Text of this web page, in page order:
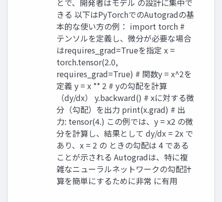
とで、開発者はモデル の設計に集中で
きる 以下はPyTorchでのAutogradの基
本的な使い方の例： import torch #
テンソルを定義し、微分が必要な場合
はrequires_grad=Trueを指定 x =
torch.tensor(2.0,
requires_grad=True) # 関数y = x^2を
定義 y = x ** 2 # yの勾配を計算
（dy/dx） y.backward() # xに対する微
分（勾配）を出力 print(x.grad) # 出
力: tensor(4.) この例では、y = x2 の微
分を計算し、結果として dy/dx = 2x で
あり、x = 2 の ときの勾配は 4 である
ことが示される Autogradは、特に複
雑なニューラルネットワークの勾配計
算を簡単にするために非常 に有用